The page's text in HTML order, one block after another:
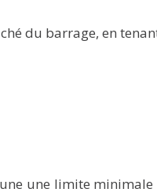
du barrage, en
une limite